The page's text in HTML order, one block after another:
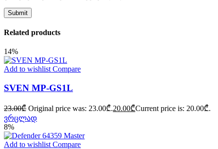
Related products
14%
Add to wishlist Compare
SVEN MP-GS1L
23.00₾ Original price was: 23.00₾.20.00₾Current price is: 20.00₾.
ვრცლად
8%
Add to wishlist Compare